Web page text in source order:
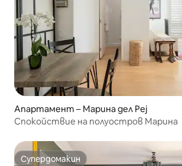
Апартамент – Марина дел Реј
Спокойствие на полуостров Марина
Супердомакин